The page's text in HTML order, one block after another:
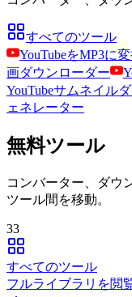
すべてのツール
YouTubeをMP3に
画ダウンローダー
YouTubeサムネイル
ェネレーター
無料ツール
コンバーター、ダウ
ツール間を移動。
33
すべてのツール
フルライブラリを閲